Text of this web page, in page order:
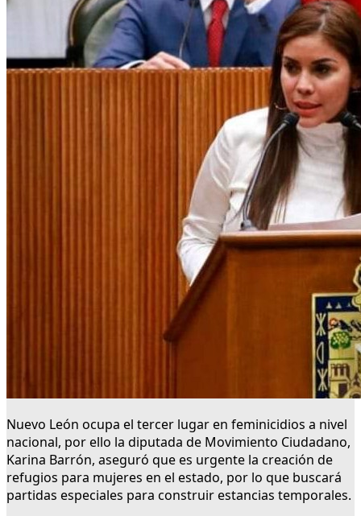
Nuevo León ocupa el tercer lugar en feminicidios a nivel
nacional, por ello la diputada de Movimiento Ciudadano,
Karina Barrón, aseguró que es urgente la creación de
refugios para mujeres en el estado, por lo que buscará
partidas especiales para construir estancias temporales.